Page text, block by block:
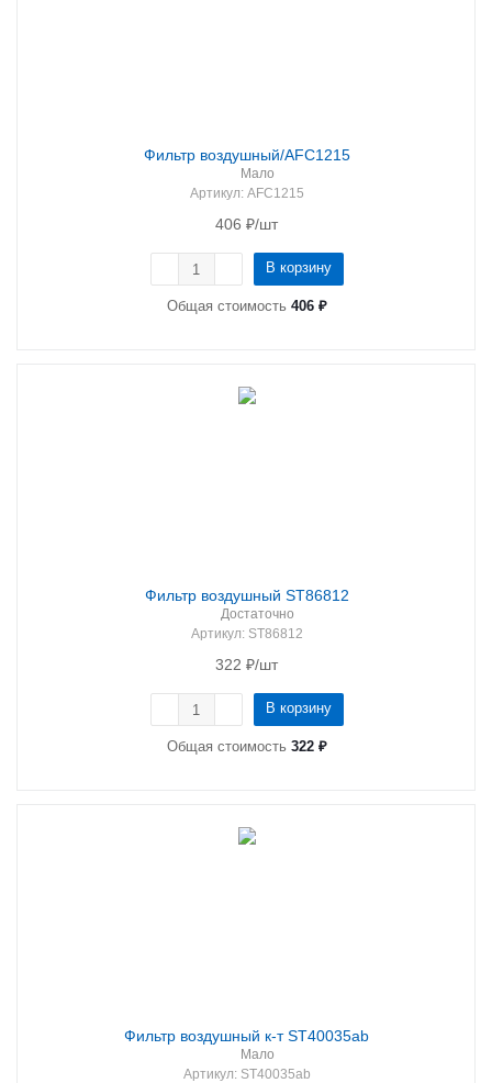
Фильтр воздушный/AFC1215
Мало
Артикул: AFC1215
406 ₽/шт
В корзину
Общая стоимость 406 ₽
Фильтр воздушный ST86812
Достаточно
Артикул: ST86812
322 ₽/шт
В корзину
Общая стоимость 322 ₽
Фильтр воздушный к-т ST40035ab
Мало
Артикул: ST40035ab